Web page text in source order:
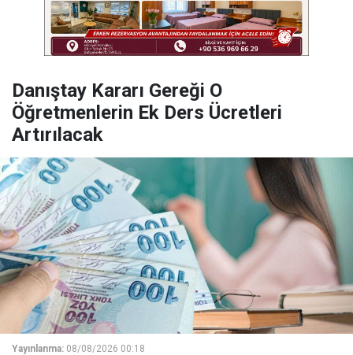
Danıştay Kararı Gereği O
Öğretmenlerin Ek Ders Ücretleri
Artırılacak
Yayınlanma: 08/08/2026 00:18